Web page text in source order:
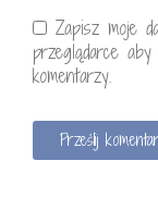
Zapisz moje
przeglądarce
komentarzy.